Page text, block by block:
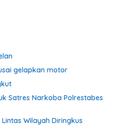
gelapkan motor
Satres Narkoba Polrestabes
Wilayah Diringkus